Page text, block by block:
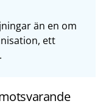
än en om
ett